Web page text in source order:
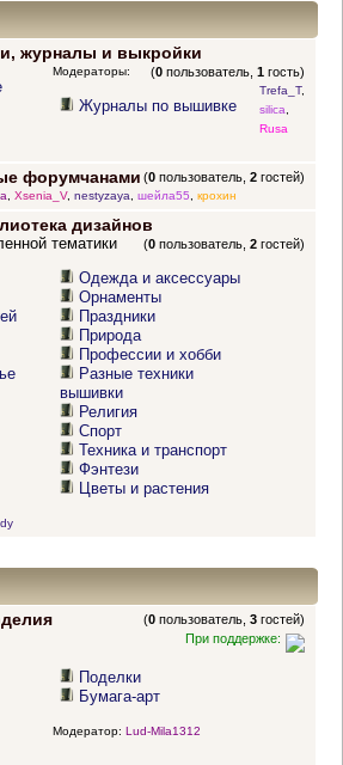
журналы и выкройки
(0 пользователь,1 гость)
Журналы по вышивке
Модераторы:
Trefa_T,
silica,
Rusa
форумчанами (0 пользователь,2 гостей)
, Xsenia_V, nestyzaya, шейла55, крохин
дизайнов
(0 пользователь,2 гостей)
тематики
Одежда и аксессуары
Орнаменты
Праздники
Природа
Профессии и хобби
Разные техники
вышивки
Религия
Спорт
Техника и транспорт
Фэнтези
Цветы и растения
(0 пользователь,3 гостей)
При поддержке:
Поделки
Бумага-арт
Модератор: Lud-Mila1312